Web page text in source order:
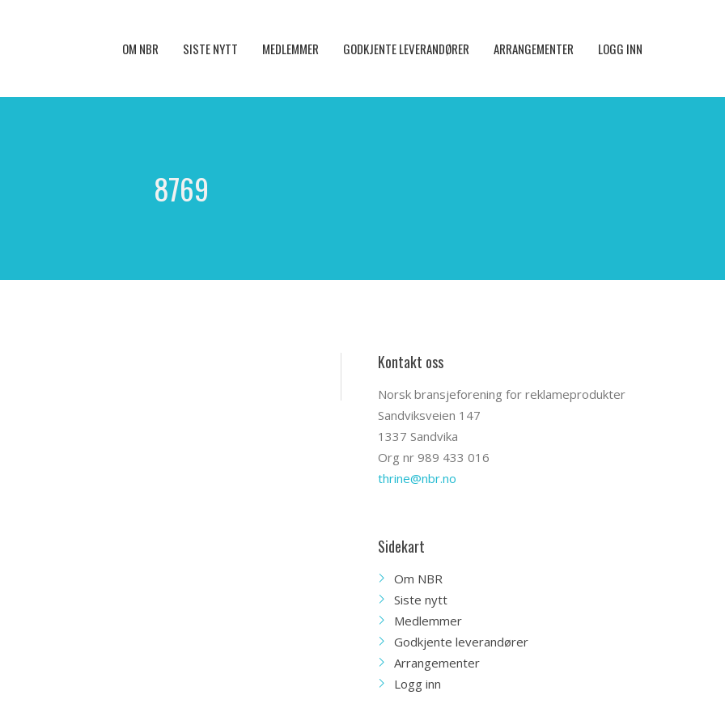
OM NBR SISTE NYTT MEDLEMMER GODKJENTE LEVERANDØRER ARRANGEMENTER LOGG INN
8769
Kontakt oss
Norsk bransjeforening for reklameprodukter
Sandviksveien 147
1337 Sandvika
Org nr 989 433 016
thrine@nbr.no
Sidekart
Om NBR
Siste nytt
Medlemmer
Godkjente leverandører
Arrangementer
Logg inn